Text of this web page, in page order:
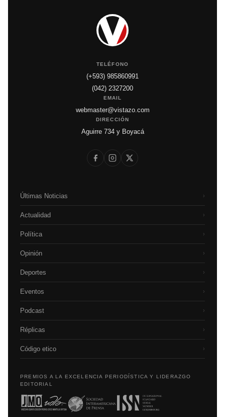
TELÉFONO
(+593) 985860991
(042) 2327200
EMAIL
webmaster@vistazo.com
DIRECCIÓN
Aguirre 734 y Boyacá
Últimas Noticias ›
Actualidad ›
Política ›
Opinión ›
Deportes ›
Eventos ›
Podcast ›
Réplicas ›
Código etico ›
PREMIOS A LA EXCELENCIA PERIODÍSTICA Y LIDERAZGO
EDITORIAL